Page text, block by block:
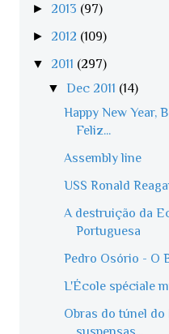
► 2013 (97)
► 2012 (109)
▼ 2011 (297)
▼Dec 2011 (14)
Happy New Year,
Feliz...
Assembly line
USS Ronald
A destruição da
Portuguesa
Pedro Osório - O
L'École spéciale
Obras do túnel